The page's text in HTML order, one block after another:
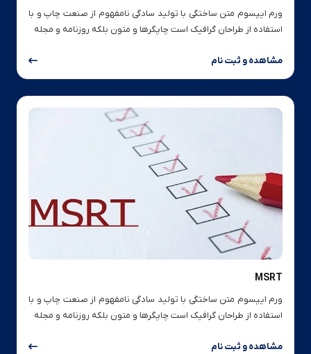
ورم ایپسوم متن ساختگی با تولید سادگی نامفهوم از صنعت چاپ و با
استفاده از طراحان گرافیک است چاپگرها و متون بلکه روزنامه و مجله
مشاهده و ثبت نام
MSRT
ورم ایپسوم متن ساختگی با تولید سادگی نامفهوم از صنعت چاپ و با
استفاده از طراحان گرافیک است چاپگرها و متون بلکه روزنامه و مجله
مشاهده و ثبت نام